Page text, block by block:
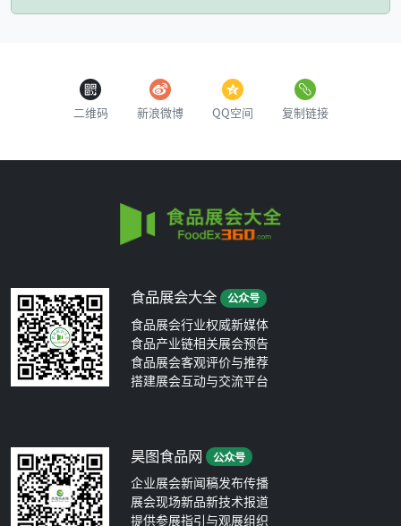
二维码 新浪微博 QQ空间 复制链接
食品展会大全 公众号
食品展会行业权威新媒体
食品产业链相关展会预告
食品展会客观评价与推荐
搭建展会互动与交流平台
昊图食品网 公众号
企业展会新闻稿发布传播
展会现场新品新技术报道
提供参展指引与观展组织